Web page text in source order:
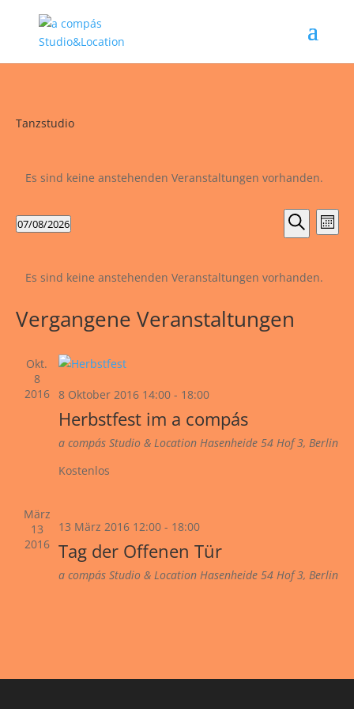
Tanzstudio
Es sind keine anstehenden Veranstaltungen vorhanden.
Suche
Suche
Monat
07/08/2026
von
Es sind keine anstehenden Veranstaltungen vorhanden.
Vergangene Veranstaltungen
Okt.
8
2016
8 Oktober 2016 14:00- 18:00
Herbstfest im a compás
a compás Studio & Location Hasenheide 54 Hof 3, Berlin
Kostenlos
März
13
2016
13 März 2016 12:00- 18:00
Tag der Offenen Tür
a compás Studio & Location Hasenheide 54 Hof 3, Berlin